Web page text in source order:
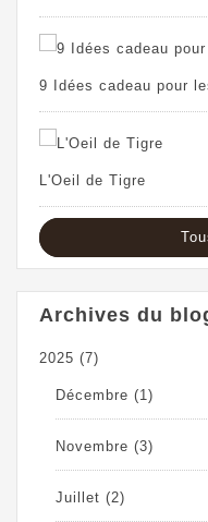
9 Idées cadeau pour
L'Oeil de Tigre
Archives du
2025 (7)
Décembre (1)
Novembre (3)
Juillet (2)